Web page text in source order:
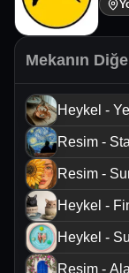
Mekanın
Heykel -
Resim -
Resim -
Heykel -
Heykel -
Resim -